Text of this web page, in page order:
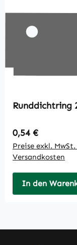
Regulärer Preis:
0,54 €
Preise exkl.
Versandkosten
In den